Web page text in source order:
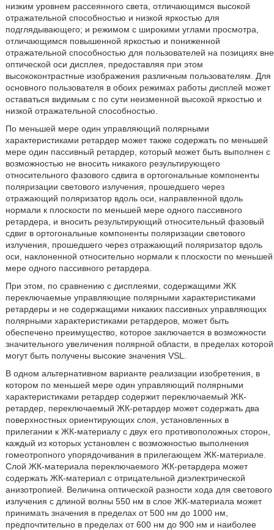
низким уровнем рассеянного света, отличающимся высокой
отражательной способностью и низкой яркостью для
подглядывающего; и режимом с широкими углами просмотра,
отличающимся повышенной яркостью и пониженной
отражательной способностью для пользователей на позициях вне
оптической оси дисплея, предоставляя при этом
высококонтрастные изображения различным пользователям. Для
основного пользователя в обоих режимах работы дисплей может
оставаться видимым с по сути неизменной высокой яркостью и
низкой отражательной способностью.
По меньшей мере один управляющий полярными
характеристиками ретардер может также содержать по меньшей
мере один пассивный ретардер, который может быть выполнен с
возможностью не вносить никакого результирующего
относительного фазового сдвига в ортогональные компоненты
поляризации светового излучения, прошедшего через
отражающий поляризатор вдоль оси, направленной вдоль
нормали к плоскости по меньшей мере одного пассивного
ретардера, и вносить результирующий относительный фазовый
сдвиг в ортогональные компоненты поляризации светового
излучения, прошедшего через отражающий поляризатор вдоль
оси, наклоненной относительно нормали к плоскости по меньшей
мере одного пассивного ретардера.
При этом, по сравнению с дисплеями, содержащими ЖК
переключаемые управляющие полярными характеристиками
ретардеры и не содержащими никаких пассивных управляющих
полярными характеристиками ретардеров, может быть
обеспечено преимущество, которое заключается в возможности
значительного увеличения полярной области, в пределах которой
могут быть получены высокие значения VSL.
В одном альтернативном варианте реализации изобретения, в
котором по меньшей мере один управляющий полярными
характеристиками ретардер содержит переключаемый ЖК-
ретардер, переключаемый ЖК-ретардер может содержать два
поверхностных ориентирующих слоя, установленных в
прилегании к ЖК-материалу с двух его противоположных сторон,
каждый из которых установлен с возможностью выполнения
гомеотропного упорядочивания в прилегающем ЖК-материале.
Слой ЖК-материала переключаемого ЖК-ретардера может
содержать ЖК-материал с отрицательной диэлектрической
анизотропией. Величина оптической разности хода для светового
излучения с длиной волны 550 нм в слое ЖК-материала может
принимать значения в пределах от 500 нм до 1000 нм,
предпочтительно в пределах от 600 нм до 900 нм и наиболее